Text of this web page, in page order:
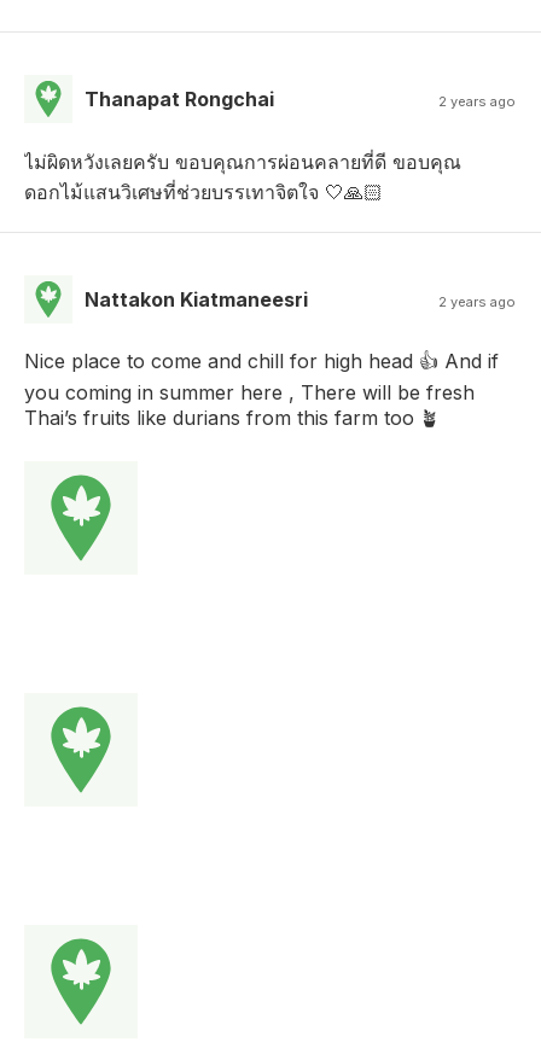
Thanapat Rongchai 2 years ago
ไม่ผิดหวังเลยครับ ขอบคุณการผ่อนคลายที่ดี ขอบคุณ
ดอกไม้แสนวิเศษที่ช่วยบรรเทาจิตใจ 🤍🙏🏻
Nattakon Kiatmaneesri 2 years ago
Nice place to come and chill for high head 👍 And if
you coming in summer here , There will be fresh
Thai’s fruits like durians from this farm too 🪴